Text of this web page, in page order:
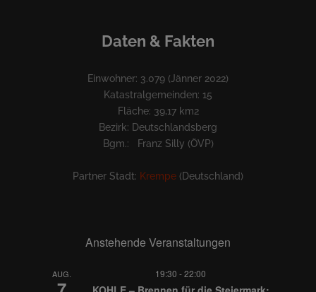
Daten & Fakten
Einwohner: 3.079 (Jänner 2022)
Katastralgemeinden: 15
Fläche: 39,17 km2
Bezirk: Deutschlandsberg
Bgm.: Franz Silly (ÖVP)
Partner Stadt: Krempe (Deutschland)
Anstehende Veranstaltungen
AUG. 19:30 -22:00